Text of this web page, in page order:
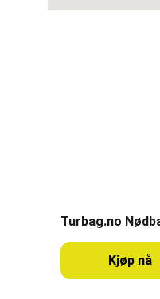
Turbag.no
Kjøp nå